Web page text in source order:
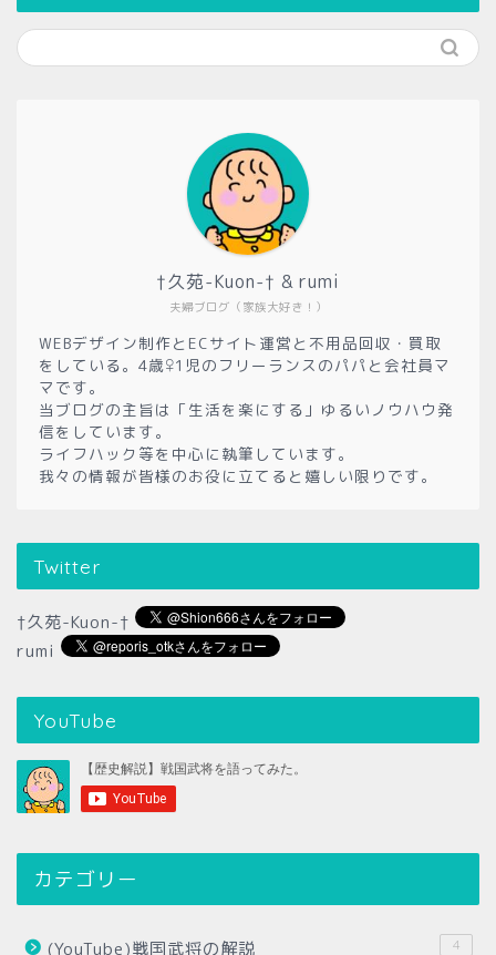
夫婦ブログ（家族大好き！）
†久苑-Kuon-† & rumi
WEBデザイン制作とECサイト運営と不用品回収・買取
をしている。4歳♀1児のフリーランスのパパと会社員マ
マです。
当ブログの主旨は「生活を楽にする」ゆるいノウハウ発
信をしています。
ライフハック等を中心に執筆しています。
我々の情報が皆様のお役に立てると嬉しい限りです。
Twitter
†久苑-Kuon-†
rumi
YouTube
カテゴリー
(YouTube)戦国武将の解説 4